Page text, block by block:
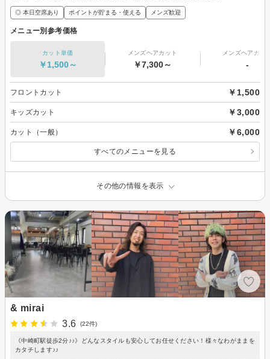
◎ 本日空席あり ポイントが貯まる・使える メンズ歓迎
メニュー別参考価格
カット単価
￥1,500～
メンズヘアカット
￥7,300～
メンズヘアカラ
-
フロントカット ￥1,500
キッズカット ￥3,000
カット（一般） ￥6,000
すべてのメニューを見る
その他の情報を表示
& mirai
3.6
(22件)
《中崎町駅徒歩2分♪♪》どんなスタイルも安心してお任せください！様々なわがままを
カタチします♪♪